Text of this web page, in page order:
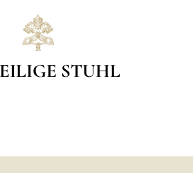
STUHL